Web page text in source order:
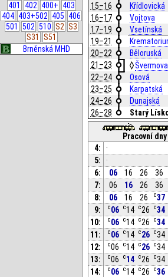
401
402 400+ 403
404 403+502 405 406
501
502 510 S2 S3
S31
S51
Brněnská MHD
15–16
Křídlovická
16–17
Vojtova
17–19
Vsetínská
19–21
20–22
Běloruská
21–23
Švermova
22–24
Osová
23–25
Karpatská
24–26
Dunajská
26–28
Starý
Pracovní dny
4:
·
5:
·
6:
06 16 26 36
7:
06 16 26 36
8:
06 16 26 c37
9:
c06 c14 c26 c34
10:
c06 c14 c26 c34
11:
c06 c14 c26 c34
12:
c06 c14 c26 c34
13:
c06 c14 c26 c34
14:
c06 c14 c26 c36